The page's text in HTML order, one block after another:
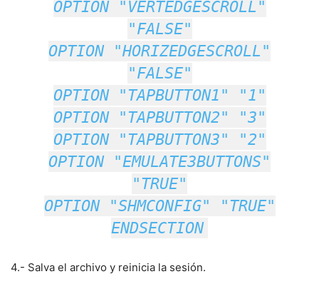
OPTION "VERTEDGESCROLL"
"FALSE"
OPTION "HORIZEDGESCROLL"
"FALSE"
OPTION "TAPBUTTON1" "1"
OPTION "TAPBUTTON2" "3"
OPTION "TAPBUTTON3" "2"
OPTION "EMULATE3BUTTONS"
"TRUE"
OPTION "SHMCONFIG" "TRUE"
ENDSECTION
4.- Salva el archivo y reinicia la sesión.